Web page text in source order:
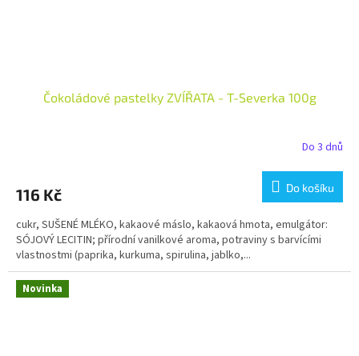
Čokoládové pastelky ZVÍŘATA - T-Severka 100g
Do 3 dnů
116 Kč Do košíku
cukr, SUŠENÉ MLÉKO, kakaové máslo, kakaová hmota, emulgátor:
SÓJOVÝ LECITIN; přírodní vanilkové aroma, potraviny s barvícími
vlastnostmi (paprika, kurkuma, spirulina, jablko,...
Novinka